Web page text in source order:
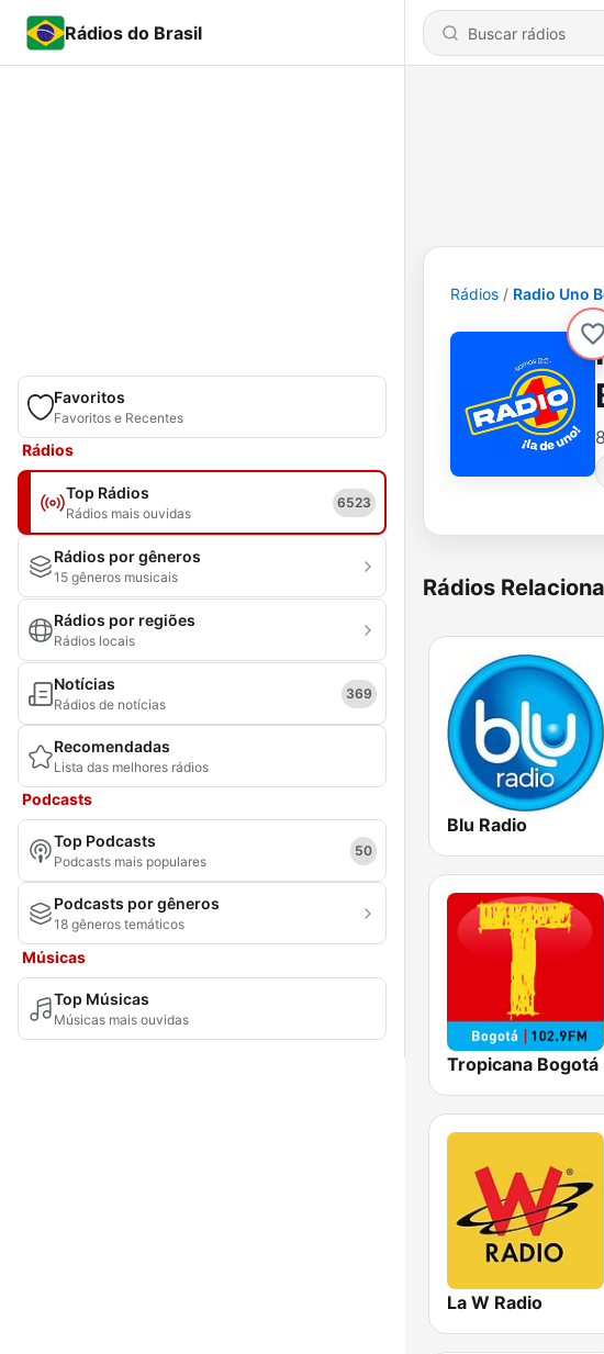
Rádios do Brasil
Favoritos
Favoritos e Recentes
Rádios
Top Rádios
Rádios mais ouvidas
6523
Rádios por gêneros
15 gêneros musicais
Rádios por regiões
Rádios locais
Notícias
Rádios de notícias
369
Recomendadas
Lista das melhores rádios
Podcasts
Top Podcasts
Podcasts mais populares
50
Podcasts por gêneros
18 gêneros temáticos
Músicas
Top Músicas
Músicas mais ouvidas
Rádios Radio Uno
Rádios
Blu Radio
Tropicana Bogotá
La W Radio